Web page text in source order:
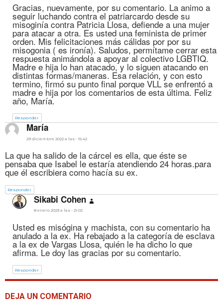
Gracias, nuevamente, por su comentario. La animo a
seguir luchando contra el patriarcardo desde su
misoginía contra Patricia Llosa, defiende a una mujer
para atacar a otra. Es usted una feminista de primer
orden. Mis felicitaciones más cálidas por por su
misogonia ( es ironía). Saludos, permítame cerrar esta
respuesta animándola a apoyar al colectivo LGBTIQ.
Madre e hija lo han atacado, y lo siguen atacando en
distintas formas/maneras. Esa relación, y con esto
termino, firmó su punto final porque VLL se enfrentó a
madre e hija por los comentarios de esta última. Feliz
año, María.
Responder
Maríadice:
29 diciembre 2022 a las - 15:42
La que ha salido de la cárcel es ella, que éste se
pensaba que Isabel le estaría atendiendo 24 horas.para
que él escribiera como hacía su ex.
Responder
Sikabi Cohen dice:
8 enero 2023 a las - 21:02
Usted es misógina y machista, con su comentario ha
anulado a la ex. Ha rebajado a la categoría de esclava
a la ex de Vargas Llosa, quién le ha dicho lo que
afirma. Le doy las gracias por su comentario.
Responder
DEJA UN COMENTARIO